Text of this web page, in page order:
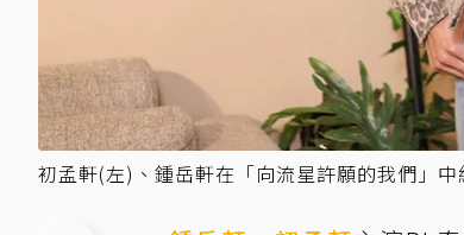
初孟軒(左)、鍾岳軒在「向流星許願的我們」